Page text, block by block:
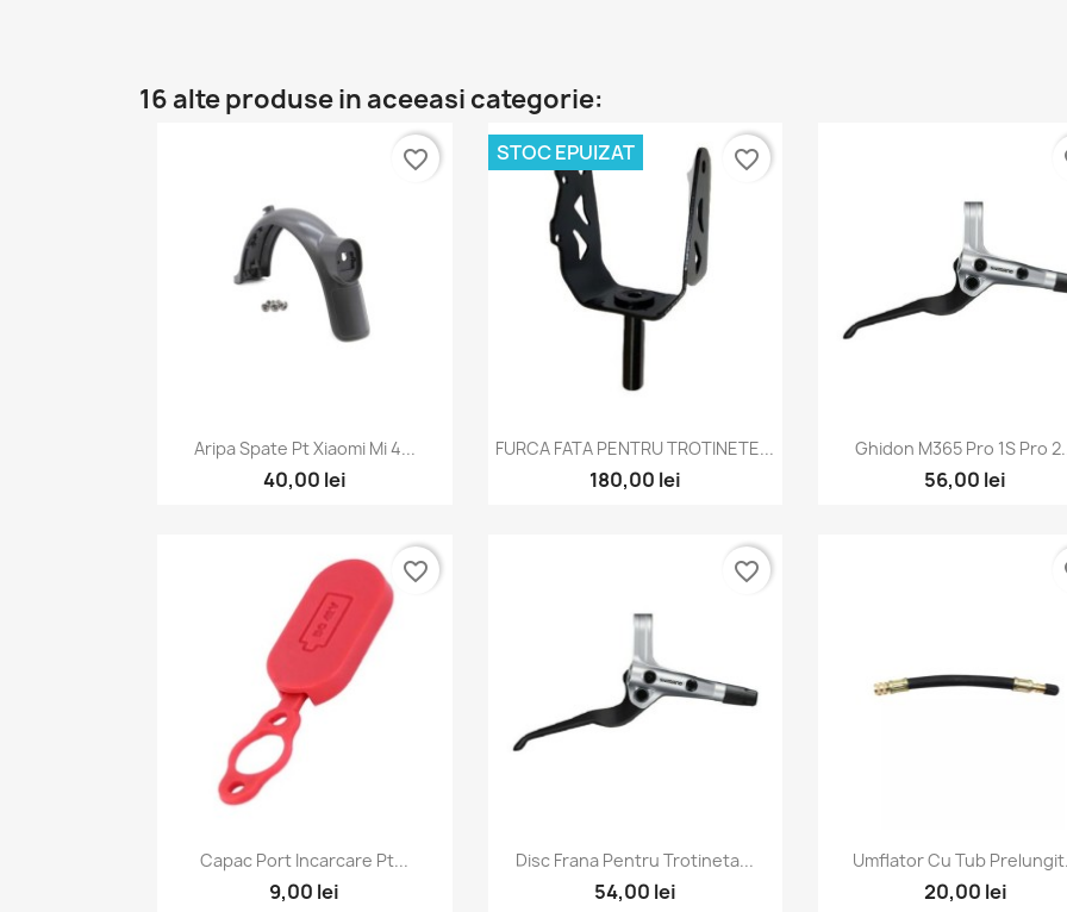
16 alte produse in aceeasi categorie:
Vizualizare rapida
Aripa Spate Pt Xiaomi Mi 4...
40,00 lei
favorite_border
Vizualizare rapida
FURCA FATA PENTRU TROTINETE...
180,00 lei
STOC EPUIZAT favorite_border
Vizualizare rapida
Ghidon M365 Pro 1S Pro
56,00 lei
Vizualizare rapida
Capac Port Incarcare Pt...
9,00 lei
favorite_border
Vizualizare rapida
Disc Frana Pentru Trotineta...
54,00 lei
favorite_border
Vizualizare rapida
Umflator Cu Tub
20,00 lei